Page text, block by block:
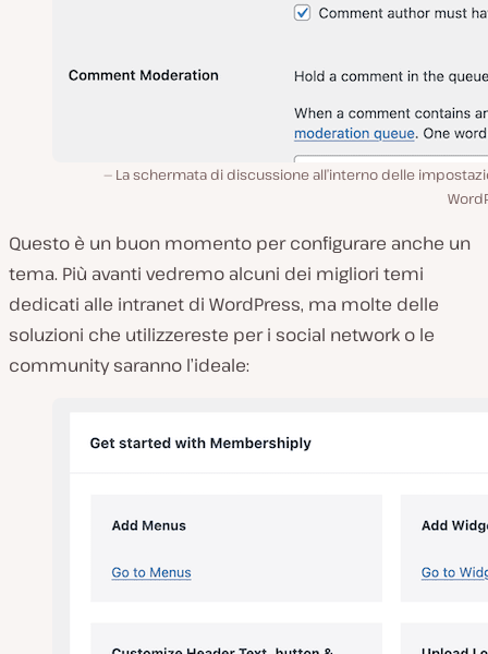
La schermata di discussione all’interno delle
Questo è un buon momento per configurare anche un
tema. Più avanti vedremo alcuni dei migliori temi
dedicati alle intranet di WordPress, ma molte delle
soluzioni che utilizzereste per i social network o le
community saranno l’ideale: